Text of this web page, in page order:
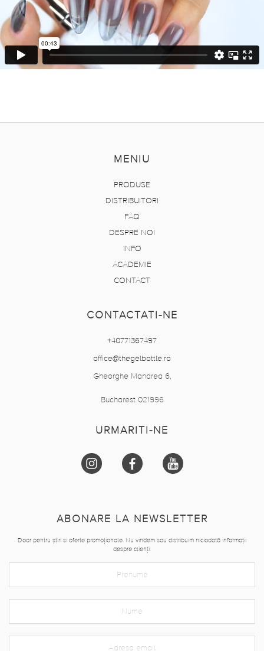
MENIU
PRODUSE
DISTRIBUITORI
FAQ
DESPRE NOI
INFO
ACADEMIE
CONTACT
CONTACTATI-NE
+40771367497
office@thegelbottle.ro
Gheorghe Mandrea 6,
Bucharest 021996
URMARITI-NE
ABONARE LA NEWSLETTER
Doar pentru știri si oferte promoționale. Nu vindem sau distribuim niciodată informații
despre clienți.